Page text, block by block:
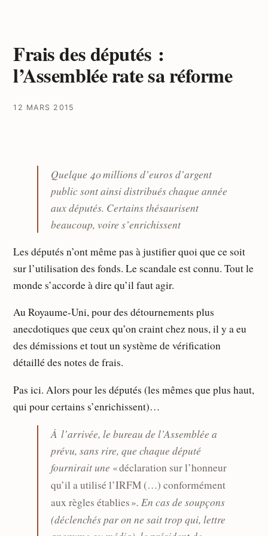
Frais des députés :
l’Assemblée rate sa réforme
12 MARS 2015
Quelque 40 millions d’euros d’argent
public sont ainsi distribués chaque année
aux députés. Certains thésaurisent
beaucoup, voire s’enrichissent
Les députés n’ont même pas à justifier quoi que ce soit
sur l’utilisation des fonds. Le scandale est connu. Tout le
monde s’accorde à dire qu’il faut agir.
Au Royaume-Uni, pour des détournements plus
anecdotiques que ceux qu’on craint chez nous, il y a eu
des démissions et tout un système de vérification
détaillé des notes de frais.
Pas ici. Alors pour les députés (les mêmes que plus haut,
qui pour certains s’enrichissent)…
À l’arrivée, le bureau de l’Assemblée a
prévu, sans rire, que chaque député
fournirait une « déclaration sur l’honneur
qu’il a utilisé l’IRFM (…) conformément
aux règles établies ». En cas de soupçons
(déclenchés par on ne sait trop qui, lettre